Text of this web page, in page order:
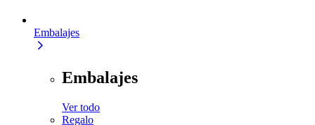
Embalajes
Embalajes
Ver todo
Regalo